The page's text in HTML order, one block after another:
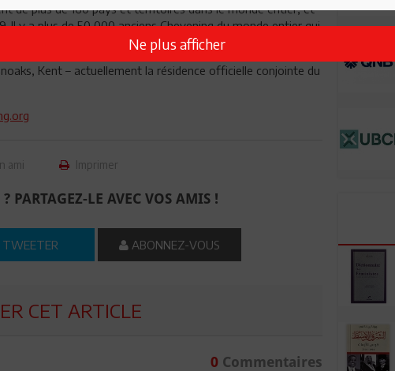
de plus de 160 pays et territoires dans le monde entier, et
Il y a plus de 50 000 anciens Chevening du monde entier qui
Kent – actuellement la résidence officielle conjointe du
ami Imprimer
PARTAGEZ-LE AVEC VOS AMIS !
TWEETER ABONNEZ-VOUS
CET ARTICLE
0Commentaires
Ne plus afficher